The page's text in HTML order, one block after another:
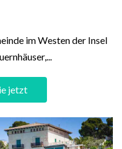
im Westen der Insel
jetzt